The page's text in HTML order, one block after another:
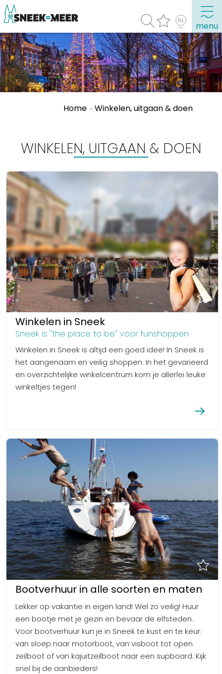
menu
Over Sneek
Uitgelicht
Eten, drinken & uitgaan
Watersport
Overnachten
Winkelen
En meer
Arrangementen
Jouw Sneek
De Friese meren
Other languages
UITagenda
Routes
Vakantie vieren in Sneek
Uitgaan in Sneek
Overnachten in Sneek
Citygame Escapegame Sneek
Webcams
De leukste routes
Interactieve plattegrond van Sneek
Winkelen in Sneek
Bootverhuur
Home Winkelen, uitgaan & doen
WINKELEN, UITGAAN & DOEN
Winkelen in Sneek
Sneek is "the place to be" voor funshoppen
Winkelen in Sneek is altijd een goed idee! In Sneek is
het aangenaam en veilig shoppen. In het gevarieerd
en overzichtelijke winkelcentrum kom je allerlei leuke
winkeltjes tegen!
Bootverhuur in alle soorten en maten
Lekker op vakantie in eigen land! Wel zo veilig! Huur
een bootje met je gezin en bevaar de elfsteden.
Voor bootverhuur kun je in Sneek te kust en te keur:
van sloep naar motorboot, van visboot tot open
zeilboot of van kajuitzeilboot naar een supboard. Kijk
snel bij de aanbieders!